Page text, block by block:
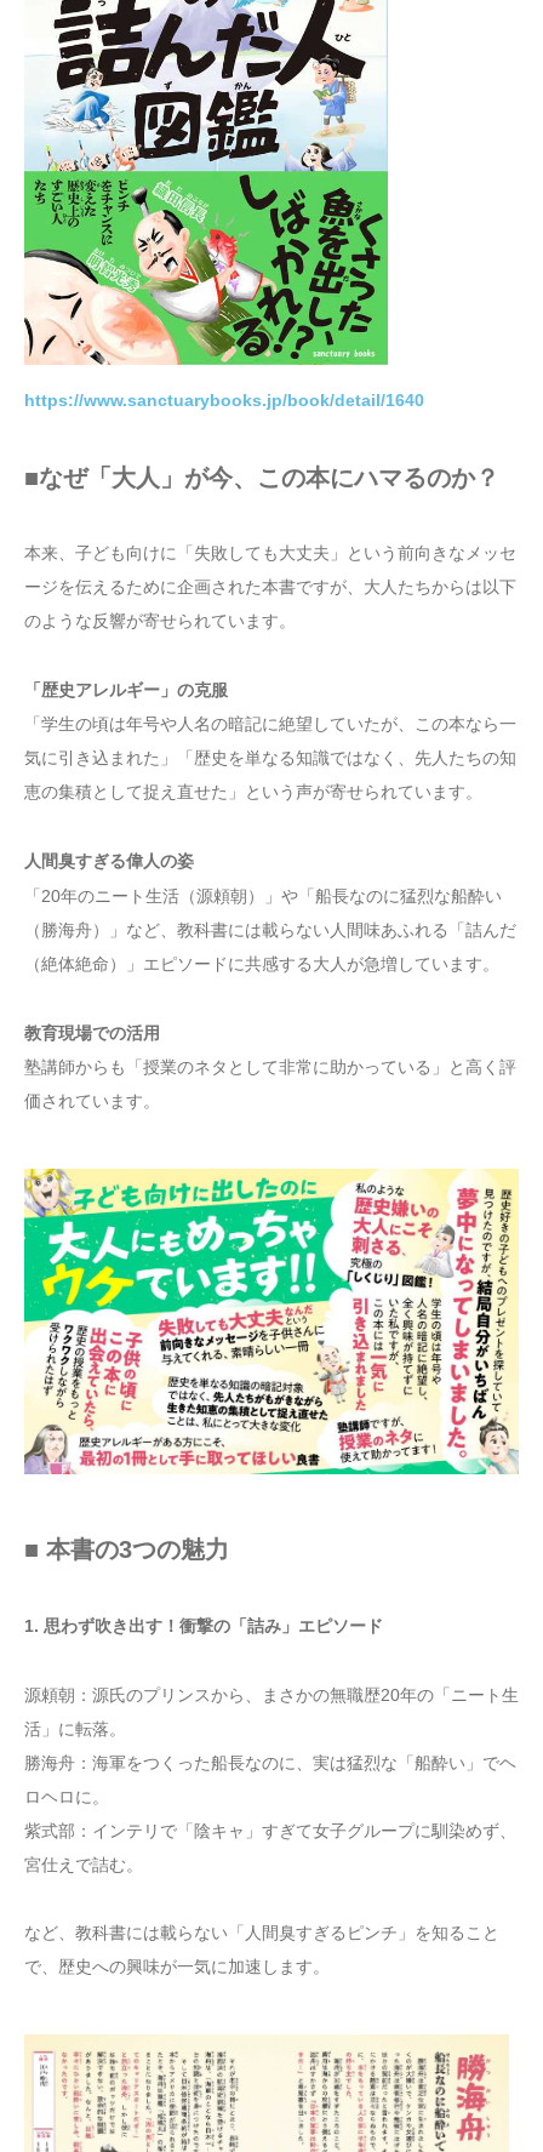
https://www.sanctuarybooks.jp/book/detail/1640
■なぜ「大人」が今、この本にハマるのか？
本来、子ども向けに「失敗しても大丈夫」という前向きなメッセ
ージを伝えるために企画された本書ですが、大人たちからは以下
のような反響が寄せられています。
「歴史アレルギー」の克服
「学生の頃は年号や人名の暗記に絶望していたが、この本なら一
気に引き込まれた」「歴史を単なる知識ではなく、先人たちの知
恵の集積として捉え直せた」という声が寄せられています。
人間臭すぎる偉人の姿
「20年のニート生活（源頼朝）」や「船長なのに猛烈な船酔い
（勝海舟）」など、教科書には載らない人間味あふれる「詰んだ
（絶体絶命）」エピソードに共感する大人が急増しています。
教育現場での活用
塾講師からも「授業のネタとして非常に助かっている」と高く評
価されています。
■ 本書の3つの魅力
1. 思わず吹き出す！衝撃の「詰み」エピソード
源頼朝：源氏のプリンスから、まさかの無職歴20年の「ニート生
活」に転落。
勝海舟：海軍をつくった船長なのに、実は猛烈な「船酔い」でヘ
ロヘロに。
紫式部：インテリで「陰キャ」すぎて女子グループに馴染めず、
宮仕えで詰む。
など、教科書には載らない「人間臭すぎるピンチ」を知ること
で、歴史への興味が一気に加速します。